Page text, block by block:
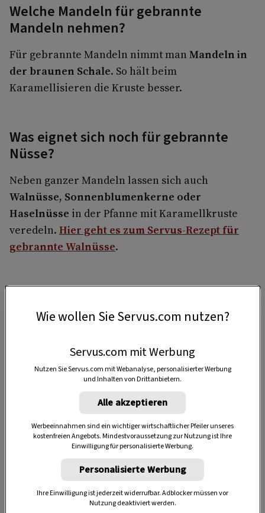
Welche Mandeln für gebrannte
Mandeln nehmen?
Für gebrannte Mandeln nimmt man Mandeln in
der braunen Schale. So hält beim
Karamellisieren die Kruste besser.
Was eignet sich noch für gebrannte
Nüsse?
Neben ganzer Mandeln lassen sich auch
Walnüsse, Sonnenblumenkerne oder
Haselnüsse in der Pfanne mit Karamellkruste
veredeln. Hier geht es zum Servus-Rezept für
gebrannte Walnüsse.
nicht?
das möglicherweise an einerzu niedrigen
Temperatur. Der Zucker sollte beimittlerer bis
gekocht werden. Dabei ständig
rühren. Wenn die Temperatur zu niedrig ist,
kann der Zucker nicht karamellisieren.
Gut zu wissen:Ab einer Temperatur von135 °C
beginnt Kristallzucker zu schmelzen, zwischen
165 und 175 °Cfärbt sich der entstandene
Karamellbraunund bekommt seintypisches
, das wir so lieben.
Wie wollen Sie Servus.com nutzen?
Servus.com mit Werbung
Nutzen Sie Servus.com mit Webanalyse, personalisierter Werbung
und Inhalten von Drittanbietern.
Alle akzeptieren
Werbeeinnahmen sind ein wichtiger wirtschaftlicher Pfeiler unseres
kostenfreien Angebots. Mindestvoraussetzung zur Nutzung ist Ihre
Einwilligung für personalisierte Werbung.
Personalisierte Werbung
Ihre Einwilligung ist jederzeit widerrufbar. Adblocker müssen vor
Nutzung deaktiviert werden.